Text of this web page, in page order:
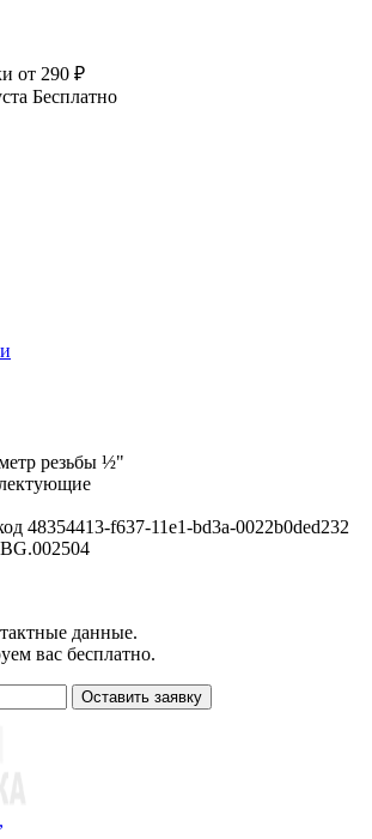
от 290 ₽
Бесплатно
резьбы ½"
48354413-f637-11e1-bd3a-0022b0ded232
данные.
вас бесплатно.
Оставить заявку